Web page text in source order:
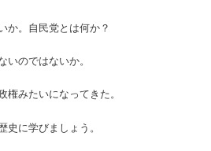
か。自民党とは何か？
のではないか。
権みたいになってきた。
史に学びましょう。